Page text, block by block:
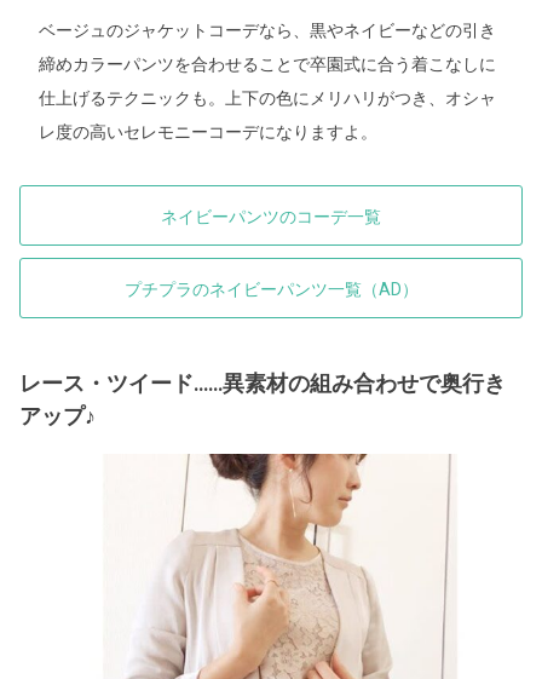
ベージュのジャケットコーデなら、黒やネイビーなどの引き
締めカラーパンツを合わせることで卒園式に合う着こなしに
仕上げるテクニックも。上下の色にメリハリがつき、オシャ
レ度の高いセレモニーコーデになりますよ。
ネイビーパンツのコーデ一覧
プチプラのネイビーパンツ一覧（AD）
レース・ツイード……異素材の組み合わせで奥行き
アップ♪